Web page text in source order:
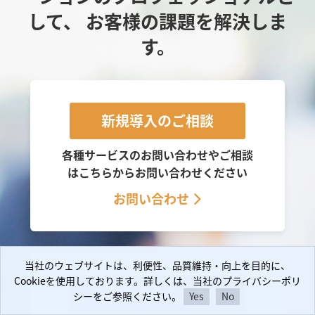
して、
お客様の課題を解決しま
す。
新規導入のご相談
各種サービスのお問い合わせやご相談
はこちらからお問い合わせください
お問い合わせ
ご契約済みのお客様
当社のウェブサイトは、利便性、品質維持・向上を目的に、
Cookieを使用しております。詳しくは、当社のプライバシーポリ
シーをご参照ください。
Yes No
当社のウェブサイトは、利便性、品質維持・向上を目的に、
Cookieを使用しております。詳しくは、当社のプライバシーポリ
シーをご参照ください。
Yes No